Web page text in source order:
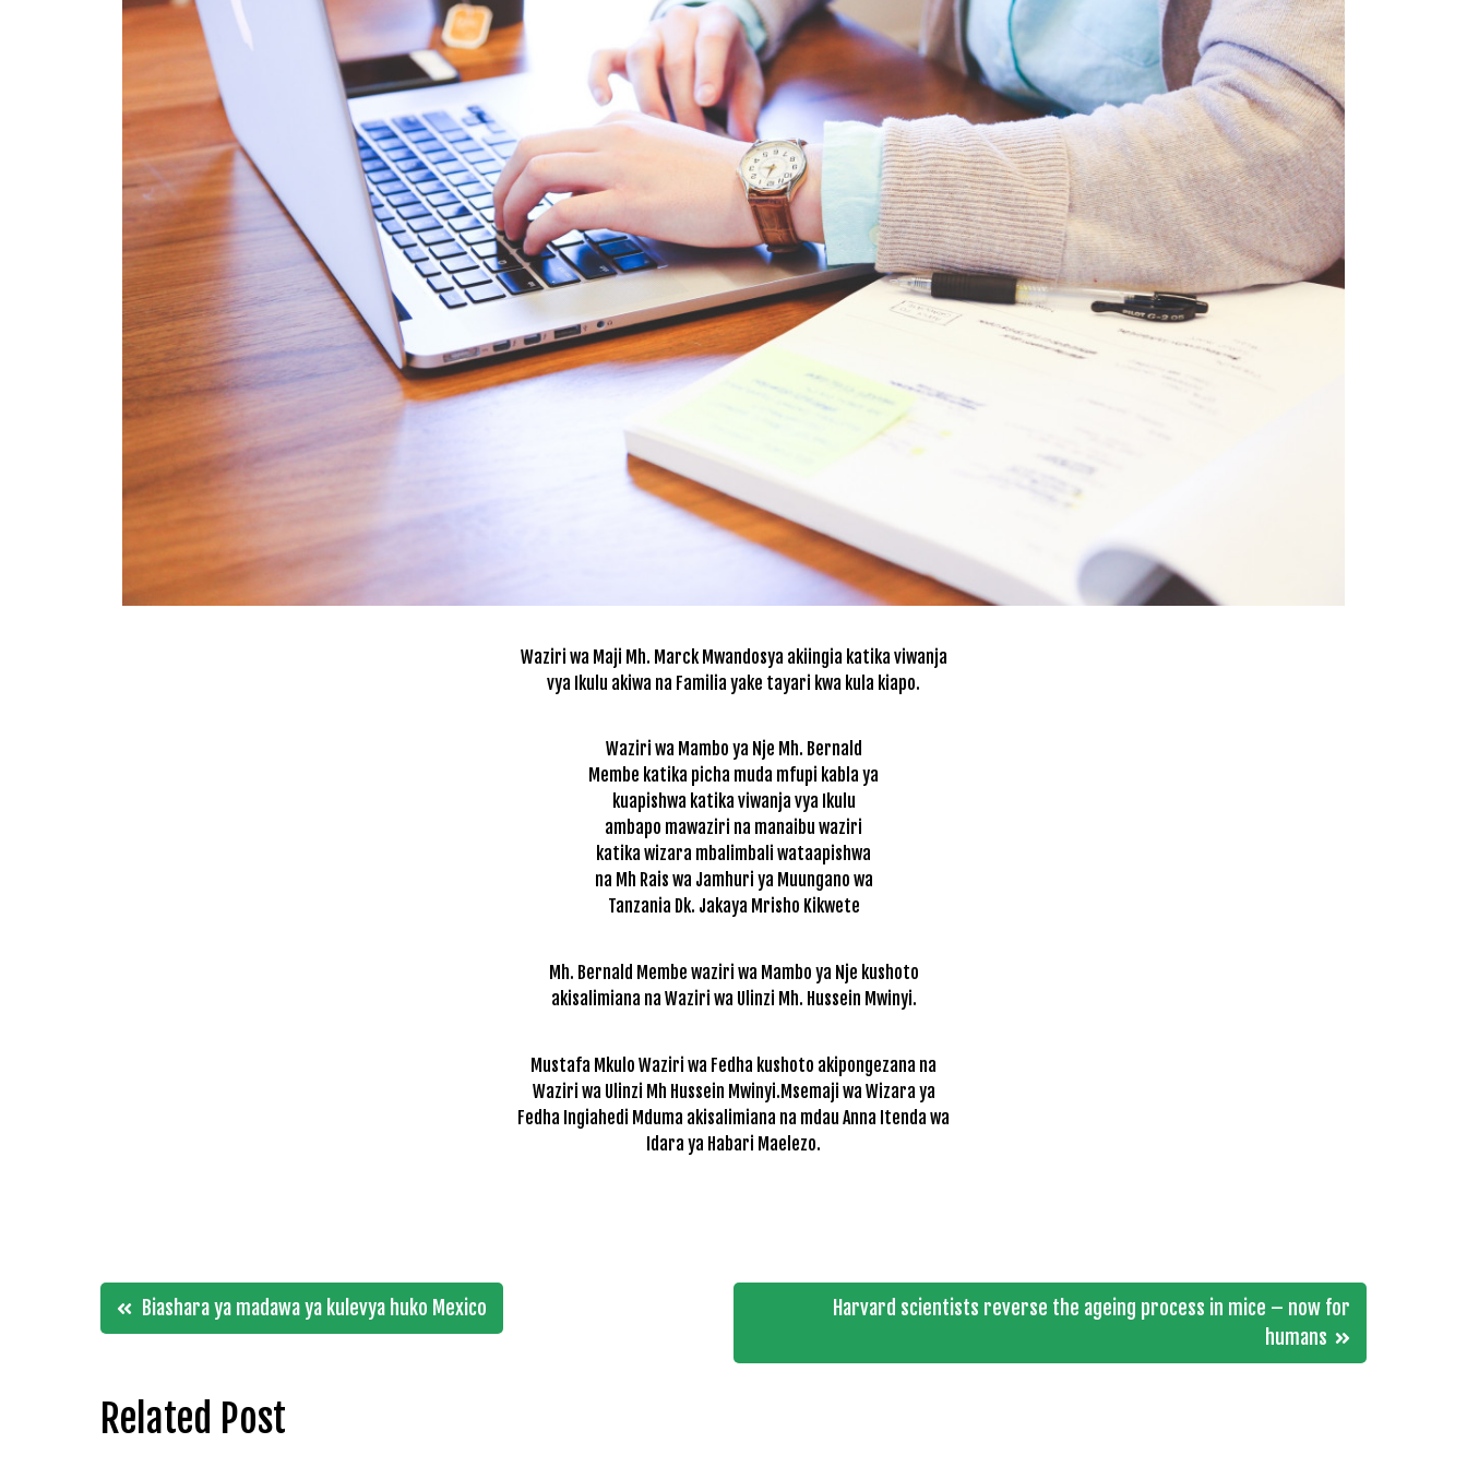
Waziri wa Maji Mh. Marck Mwandosya akiingia katika viwanja
vya Ikulu akiwa na Familia yake tayari kwa kula kiapo.
Waziri wa Mambo ya Nje Mh. Bernald
Membe katika picha muda mfupi kabla ya
kuapishwa katika viwanja vya Ikulu
ambapo mawaziri na manaibu waziri
katika wizara mbalimbali wataapishwa
na Mh Rais wa Jamhuri ya Muungano wa
Tanzania Dk. Jakaya Mrisho Kikwete
Mh. Bernald Membe waziri wa Mambo ya Nje kushoto
akisalimiana na Waziri wa Ulinzi Mh. Hussein Mwinyi.
Mustafa Mkulo Waziri wa Fedha kushoto akipongezana na
Waziri wa Ulinzi Mh Hussein Mwinyi.Msemaji wa Wizara ya
Fedha Ingiahedi Mduma akisalimiana na mdau Anna Itenda wa
Idara ya Habari Maelezo.
PostBiashara ya madawa ya kulevya huko Mexico
Harvard scientists reverse the ageing process in mice – now for
humans
Related Post